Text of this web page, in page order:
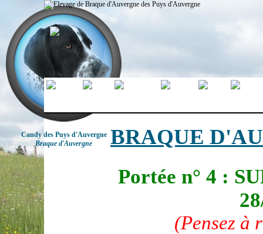
Candy des Puys d'Auvergne
Braque d'Auvergne
BRAQUE
Portée n° 4 :
(Pensez à